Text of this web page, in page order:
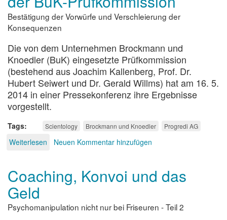
Bestätigung der Vorwürfe und Verschleierung der
Konsequenzen
Die von dem Unternehmen Brockmann und
Knoedler (BuK) eingesetzte Prüfkommission
(bestehend aus Joachim Kallenberg, Prof. Dr.
Hubert Seiwert und Dr. Gerald Willms) hat am 16. 5.
2014 in einer Pressekonferenz ihre Ergebnisse
vorgestellt.
Tags Scientology Brockmann und Knoedler Progredi AG
Weiterlesen über
Ergebnis
der
Neuen Kommentar hinzufügen
Coaching, Konvoi und das
Geld
Psychomanipulation nicht nur bei Friseuren - Teil 2